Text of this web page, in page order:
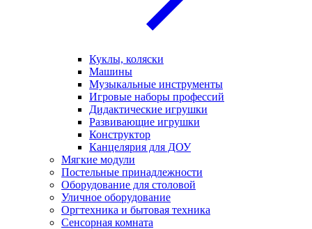
Куклы, коляски
Машины
Музыкальные инструменты
Игровые наборы профессий
Дидактические игрушки
Развивающие игрушки
Конструктор
Канцелярия для ДОУ
Мягкие модули
Постельные принадлежности
Оборудование для столовой
Уличное оборудование
Оргтехника и бытовая техника
Сенсорная комната